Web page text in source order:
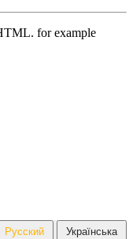
for example
Русский Українська